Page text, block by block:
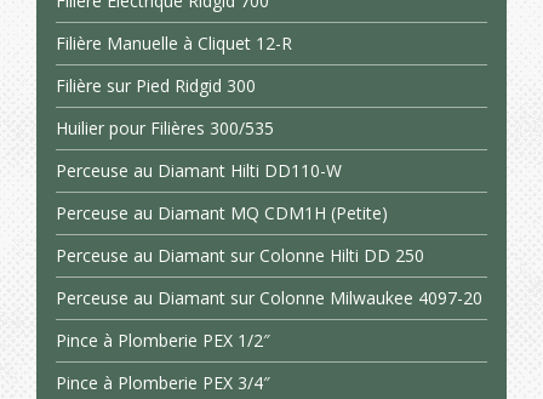
Filière Manuelle à Cliquet 12-R
Filière sur Pied Ridgid 300
Huilier pour Filières 300/535
Perceuse au Diamant Hilti DD110-W
Perceuse au Diamant MQ CDM1H (Petite)
Perceuse au Diamant sur Colonne Hilti DD 250
Perceuse au Diamant sur Colonne Milwaukee 4097-20
Pince à Plomberie PEX 1/2″
Pince à Plomberie PEX 3/4″